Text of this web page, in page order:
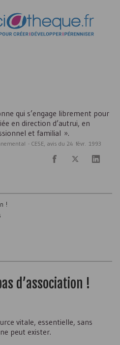
qui s’engage librement pour
en direction d’autrui, en
et familial ».
- CESE, avis du 24 févr. 1993
!
d’association !
vitale, essentielle, sans
peut exister.